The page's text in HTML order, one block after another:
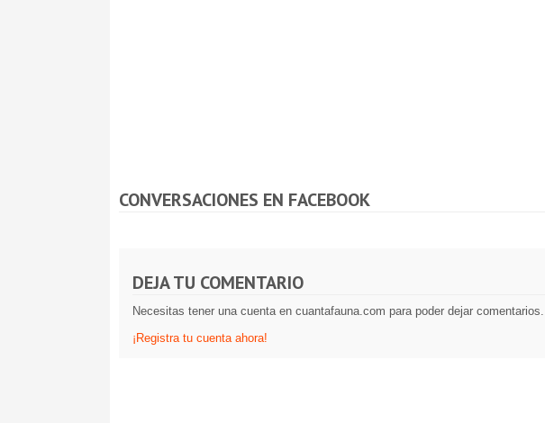
CONVERSACIONES EN FACEBOOK
DEJA TU COMENTARIO
Necesitas tener una cuenta en cuantafauna.com para poder dejar comentarios.
¡Registra tu cuenta ahora!